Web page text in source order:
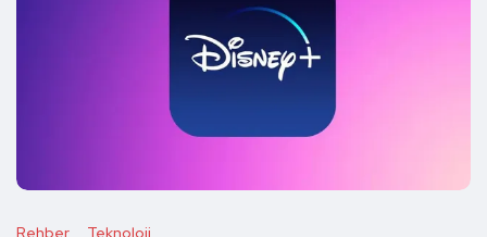
Rehber Teknoloji